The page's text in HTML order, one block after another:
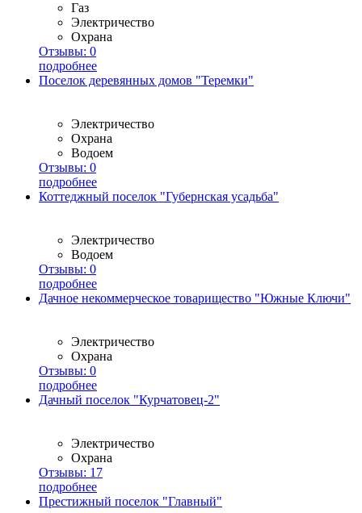
Газ
Электричество
Охрана
Отзывы: 0
подробнее
Поселок деревянных домов "Теремки"
Электричество
Охрана
Водоем
Отзывы: 0
подробнее
Коттеджный поселок "Губернская усадьба"
Электричество
Водоем
Отзывы: 0
подробнее
Дачное некоммерческое товарищество "Южные Ключи"
Электричество
Охрана
Отзывы: 0
подробнее
Дачный поселок "Курчатовец-2"
Электричество
Охрана
Отзывы: 17
подробнее
Престижный поселок "Главный"